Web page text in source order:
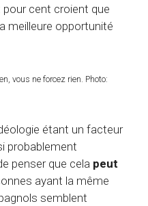
cent croient que
meilleure opportunité
vous ne forcez rien. Photo:
étant un facteur
probablement
penser que cela peut
ayant la même
semblent